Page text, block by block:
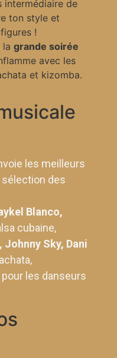
intermédiaire de
ton style et
!
la grande soirée
avec les
et kizomba.
les meilleurs
des
Blanco,
cubaine,
Johnny Sky, Dani
pour les danseurs